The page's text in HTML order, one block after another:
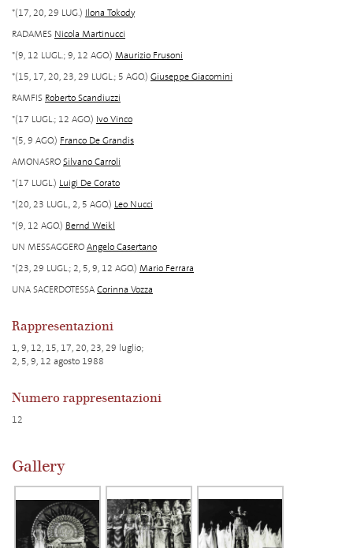
*(17, 20, 29 LUG.) Ilona Tokody
RADAMES Nicola Martinucci
*(9, 12 LUGL.; 9, 12 AGO.) Maurizio Frusoni
*(15, 17, 20, 23, 29 LUGL.; 5 AGO.) Giuseppe Giacomini
RAMFIS Roberto Scandiuzzi
*(17 LUGL.; 12 AGO.) Ivo Vinco
*(5, 9 AGO.) Franco De Grandis
AMONASROSilvano Carroli
*(17 LUGL.) Luigi De Corato
*(20, 23 LUGL., 2, 5 AGO.) Leo Nucci
*(9, 12 AGO.) Bernd Weikl
UN MESSAGGEROAngelo Casertano
*(23, 29 LUGL.; 2, 5, 9, 12 AGO.) Mario Ferrara
UNA SACERDOTESSACorinna Vozza
Rappresentazioni
1, 9, 12, 15, 17, 20, 23, 29 luglio;
2, 5, 9, 12 agosto 1988
Numero rappresentazioni
12
Gallery